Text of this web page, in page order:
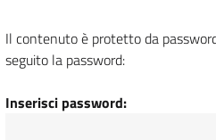
Il contenuto è protetto da
seguito la password:
Inserisci password: